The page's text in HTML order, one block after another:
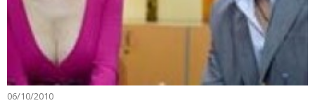
06/10/2010